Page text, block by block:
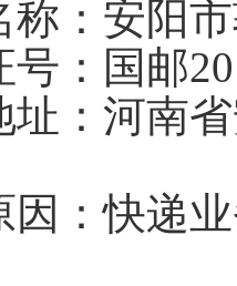
称：安阳
号：国邮
址：河南
因：快递